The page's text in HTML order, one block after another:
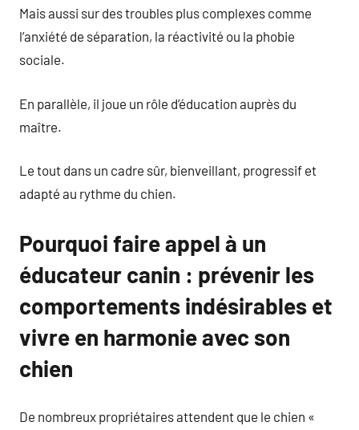
Mais aussi sur des troubles plus complexes comme
l’anxiété de séparation, la réactivité ou la phobie
sociale.
En parallèle, il joue un rôle d’éducation auprès du
maître.
Le tout dans un cadre sûr, bienveillant, progressif et
adapté au rythme du chien.
Pourquoi faire appel à un
éducateur canin : prévenir les
comportements indésirables et
vivre en harmonie avec son
chien
De nombreux propriétaires attendent que le chien «